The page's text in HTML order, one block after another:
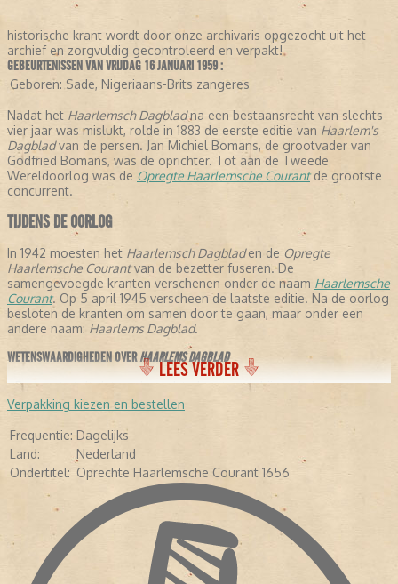
historische krant wordt door onze archivaris opgezocht uit het
archief en zorgvuldig gecontroleerd en verpakt!
GEBEURTENISSEN VAN VRIJDAG 16 JANUARI 1959 :
Geboren: Sade, Nigeriaans-Brits zangeres
Nadat het Haarlemsch Dagbladna een bestaansrecht van slechts
vier jaar was mislukt, rolde in 1883 de eerste editie van Haarlem's
Dagbladvan de persen. Jan Michiel Bomans, de grootvader van
Godfried Bomans, was de oprichter. Tot aan de Tweede
Wereldoorlog was de Opregte Haarlemsche Courantde grootste
concurrent.
TIJDENS DE OORLOG
In 1942 moesten het Haarlemsch Dagbladen de Opregte
Haarlemsche Courantvan de bezetter fuseren. De
samengevoegde kranten verschenen onder de naam Haarlemsche
Courant. Op 5 april 1945 verscheen de laatste editie. Na de oorlog
besloten de kranten om samen door te gaan, maar onder een
andere naam: Haarlems Dagblad.
WETENSWAARDIGHEDEN OVERHAARLEMS DAGBLAD
- De krant stelt dat ze de oudste krant verschijnende krant ter
wereld is, omdat ze is samengegaan met de
Courant
- In de negentiende eeuw schreven een aantal letterkundigen voor
de krant: Conrad Busken Huet en Eduard Douwes Dekker, beter
bekend als Multatuli.
- In 1948 kreeg de krant de toevoeging:Oprechte haarlemsche
Courant 1656.
In 2005 veranderde de avondkrant in een ochtendkrant.
- Diverse bekende Nederlanders hebben voor de krant geschreven,
waaronder Pim Fortuyn, Mart Smeets, Brigitte Kaandorp en Heleen
van Royen.
- In april 2013 verscheen de krant voor het eerst als tabloid.
LEES VERDER
Verpakking kiezen en bestellen
Frequentie: Dagelijks
Land:
Nederland
Ondertitel: Oprechte Haarlemsche Courant 1656